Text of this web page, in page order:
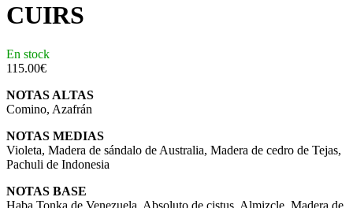
CUIRS
En stock
115.00€
NOTAS ALTAS
Comino, Azafrán
NOTAS MEDIAS
Violeta, Madera de sándalo de Australia, Madera de cedro de Tejas,
Pachuli de Indonesia
NOTAS BASE
Haba Tonka de Venezuela, Absoluto de cistus, Almizcle, Madera de